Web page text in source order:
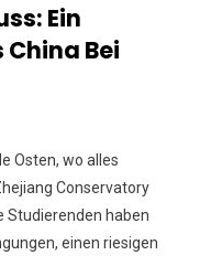
Ein
Bei
Osten, wo alles
Conservatory
Studierenden haben
einen riesigen